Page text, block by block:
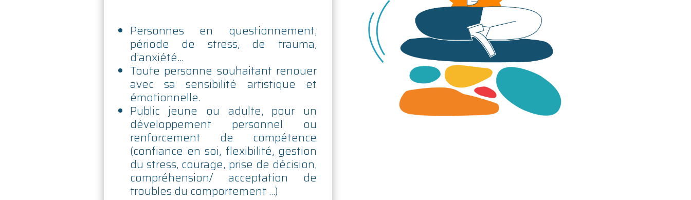
Personnes en questionnement,
période de stress, de trauma,
d’anxiété…
Toute personne souhaitant renouer
avec sa sensibilité artistique et
émotionnelle.
Public jeune ou adulte, pour un
développement personnel ou
renforcement de compétence
(confiance en soi, flexibilité, gestion
du stress, courage, prise de décision,
compréhension/ acceptation de
troubles du comportement …)